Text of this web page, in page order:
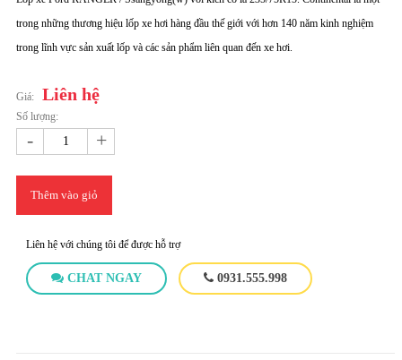
trong những thương hiệu lốp xe hơi hàng đầu thế giới với hơn 140 năm kinh nghiệm
trong lĩnh vực sản xuất lốp và các sản phẩm liên quan đến xe hơi.
Giá: Liên hệ
Số lượng:
- +
Thêm vào giỏ
Liên hệ với chúng tôi để được hỗ trợ
CHAT NGAY 0931.555.998